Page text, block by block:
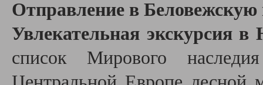
Отправление в
Увлекательная экскурсия
список Мирового